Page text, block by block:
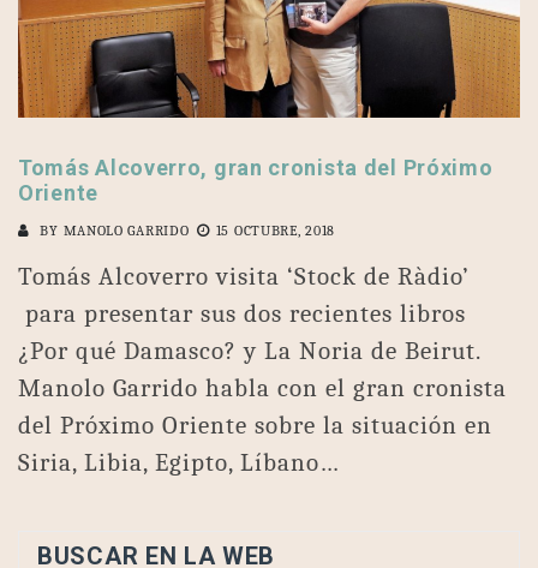
Tomás Alcoverro, gran cronista del Próximo
Oriente
BY MANOLO GARRIDO 15 OCTUBRE, 2018
Tomás Alcoverro visita ‘Stock de Ràdio’
para presentar sus dos recientes libros
¿Por qué Damasco? y La Noria de Beirut.
Manolo Garrido habla con el gran cronista
del Próximo Oriente sobre la situación en
Siria, Libia, Egipto, Líbano…
BUSCAR EN LA WEB